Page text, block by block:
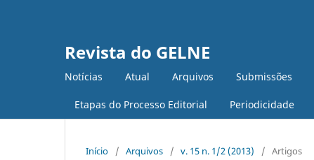
Revista do GELNE
Notícias Atual Arquivos Submissões
Etapas do Processo Editorial Periodicidade
Início / Arquivos / v. 15 n. 1/2 (2013) / Artigos